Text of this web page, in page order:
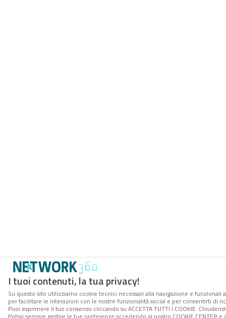
I tuoi contenuti, la tua privacy!
Su questo sito utilizziamo cookie tecnici necessari alla navigazione e
per facilitare le interazioni con le nostre funzionalità social e per consentirti di
Puoi esprimere il tuo consenso cliccando su ACCETTA TUTTI I COOKIE.